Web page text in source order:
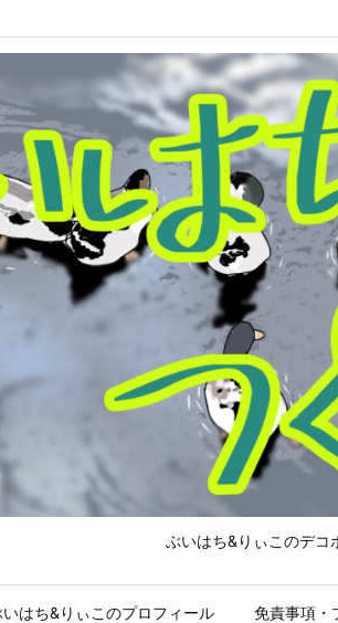
ぶいはち&りぃこのデコ
いはち&りぃこのプロフィール 免責事項・